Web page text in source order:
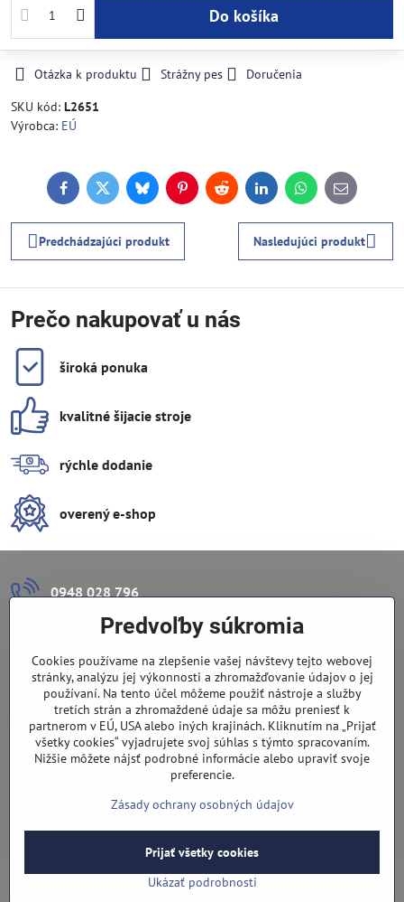
Do košíka
Otázka k produktu Strážny pes
Doručenia
SKU kód: L2651
Výrobca: EÚ
FacebookTwitterBlueskyPinterestReddit LinkedInWhatsApp
E-
mail
Predchádzajúci produkt Nasledujúci produkt
Prečo nakupovať u nás
široká ponuka
kvalitné šijacie stroje
rýchle dodanie
overený e-shop
0948 028 796
info​@lazuli​.sk
Lazuli s​.r​.o​.
Predajňa
Nové Zámky, Pri gymnáziu 6
(slepá ulica), v tesnej blízkosti centra mesta, parkovanie v ulici
©2026Copyright
Predvoľby súkromiaZásady ochrany osobných údajov
Vytvorené pomocou:BiznisWeb.sk
Predvoľby súkromia
Cookies používame na zlepšenie vašej návštevy tejto webovej
stránky, analýzu jej výkonnosti a zhromažďovanie údajov o jej
používaní. Na tento účel môžeme použiť nástroje a služby
tretích strán a zhromaždené údaje sa môžu preniesť k
partnerom v EÚ, USA alebo iných krajinách. Kliknutím na „Prijať
všetky cookies“ vyjadrujete svoj súhlas s týmto spracovaním.
Nižšie môžete nájsť podrobné informácie alebo upraviť svoje
preferencie.
Zásady ochrany osobných údajov
Ukázať podrobnosti
Prijať všetky cookies